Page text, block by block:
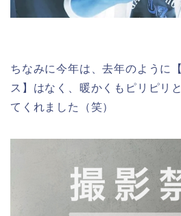
ちなみに今年は、去年のように
ス】はなく、暖かくもピリピリ
てくれました（笑）